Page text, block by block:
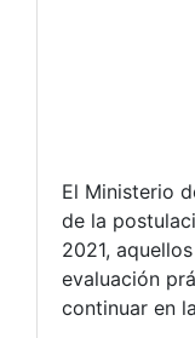
El Ministerio
de la
2021,
evaluación
continuar en